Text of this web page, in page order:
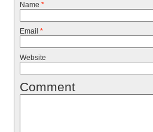
Name *
Email *
Website
Comment